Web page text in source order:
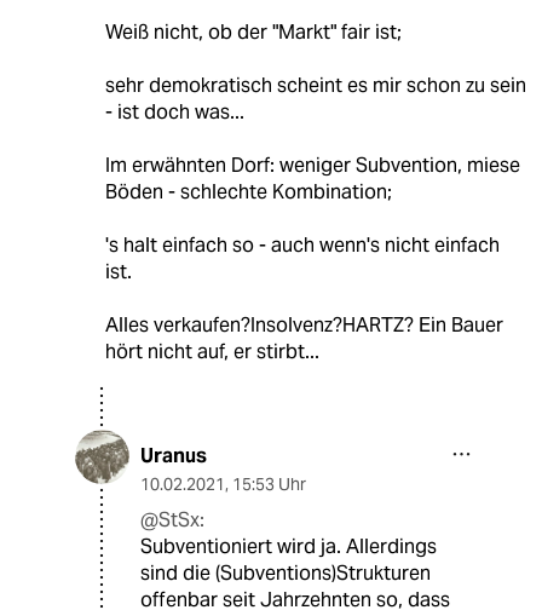
Weiß nicht, ob der "Markt" fair ist;
sehr demokratisch scheint es mir schon zu sein
- ist doch was...
Im erwähnten Dorf: weniger Subvention, miese
Böden - schlechte Kombination;
's halt einfach so - auch wenn's nicht einfach
ist.
Alles verkaufen?Insolvenz?HARTZ? Ein Bauer
hört nicht auf, er stirbt...
Uranus
10.02.2021, 15:53 Uhr
@StSx:
Subventioniert wird ja. Allerdings
sind die (Subventions)Strukturen
offenbar seit Jahrzehnten so, dass